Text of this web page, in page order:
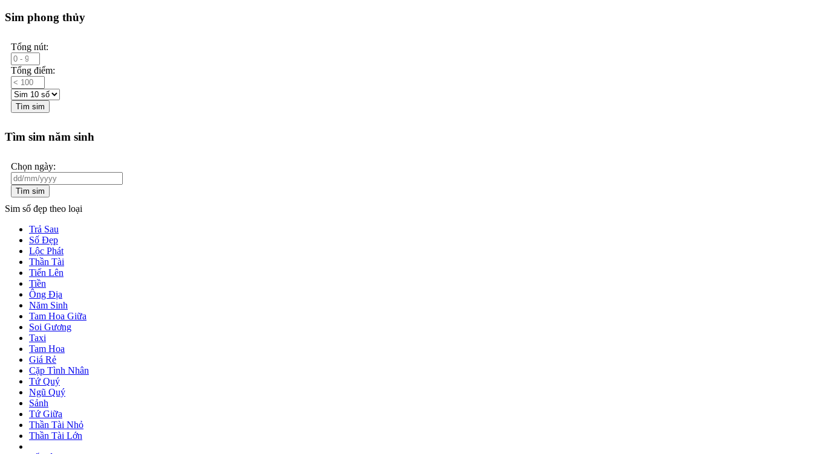
Sim phong thủy
Tổng nút:
Tổng điểm:
Tìm sim
Tìm sim năm sinh
Chọn ngày:
Tìm sim
Sim số đẹp theo loại
Trả Sau
Số Đẹp
Lộc Phát
Thần Tài
Tiến Lên
Tiền
Ông Địa
Năm Sinh
Tam Hoa Giữa
Soi Gương
Taxi
Tam Hoa
Giá Rẻ
Cặp Tình Nhân
Tứ Quý
Ngũ Quý
Sảnh
Tứ Giữa
Thần Tài Nhỏ
Thần Tài Lớn